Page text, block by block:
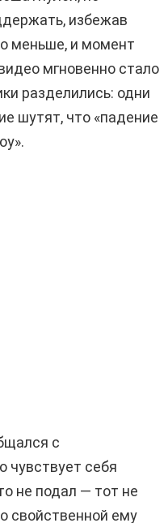
избежав
меньше, и момент
мгновенно стало
разделились: одни
шутят, что «падение
с
чувствует себя
не подал — тот не
свойственной ему